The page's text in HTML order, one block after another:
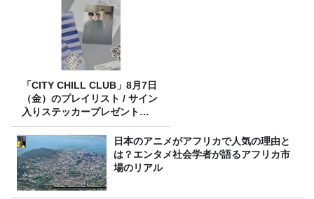
「CITY CHILL CLUB」8月7日
（金）のプレイリスト / サイン
入りステッカープレゼント有
り
日本のアニメがアフリカで人気の理由と
は？エンタメ社会学者が語るアフリカ市
場のリアル